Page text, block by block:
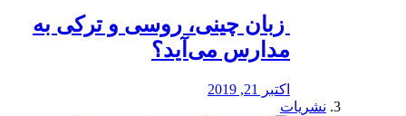
️ زبان چینی، روسی و ترکی به
مدارس می‌آید؟
اکتبر 21, 2019
نشریات